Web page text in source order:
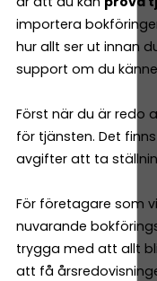
importera
hur allt ser ut innan
support om du
Först när du är redo
för tjänsten. Det
avgifter att ta
För företagare som
nuvarande
trygga med att allt
att få